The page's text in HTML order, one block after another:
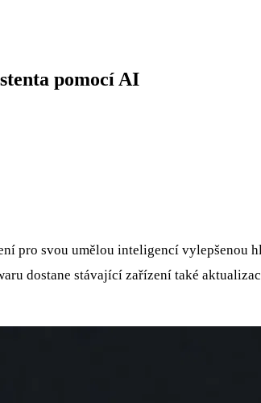
pomocí AI
pro svou umělou inteligencí vylepšenou
dostane stávající zařízení také